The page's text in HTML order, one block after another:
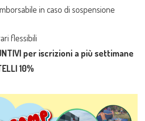
in caso di sospensione
flessibili
per iscrizioni a più settimane
10%